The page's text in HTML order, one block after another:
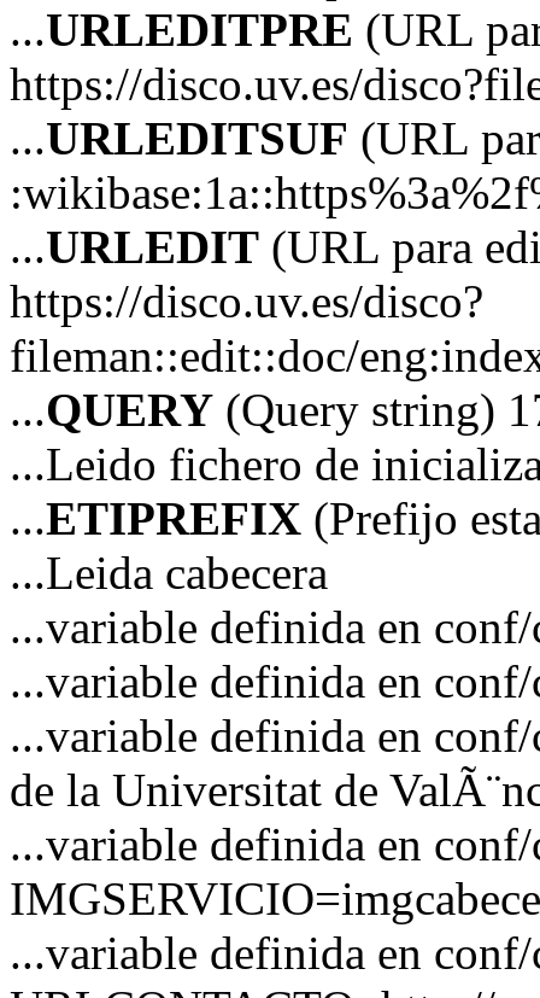
...URLEDITPRE (URL
https://disco.uv.es/
...URLEDITSUF (URL
...URLEDIT (URL para
https://disco.uv.es/disco?
fileman::edit::doc/
...QUERY (Query string)
...Leido fichero de
...ETIPREFIX (Prefijo
...Leida cabecera
...variable definida en
...variable definida en
...variable definida en
de la Universitat de
...variable definida en
...variable definida en